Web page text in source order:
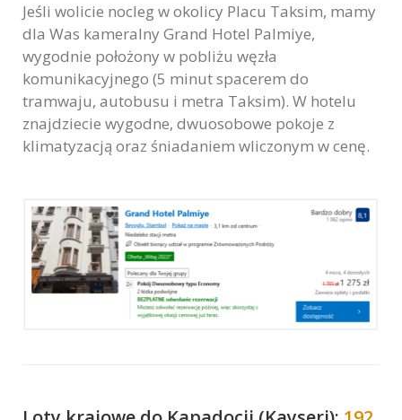
Jeśli wolicie nocleg w okolicy Placu Taksim, mamy
dla Was kameralny Grand Hotel Palmiye,
wygodnie położony w pobliżu węzła
komunikacyjnego (5 minut spacerem do
tramwaju, autobusu i metra Taksim). W hotelu
znajdziecie wygodne, dwuosobowe pokoje z
klimatyzacją oraz śniadaniem wliczonym w cenę.